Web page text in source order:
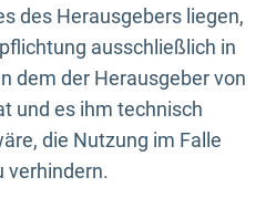
des Herausgebers liegen,
ausschließlich in
dem der Herausgeber von
und es ihm technisch
die Nutzung im Falle
verhindern.